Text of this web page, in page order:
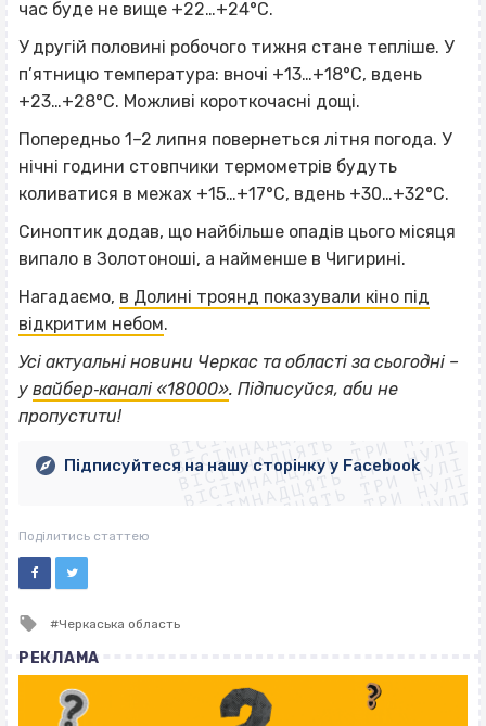
час буде не вище +22…+24°С.
У другій половині робочого тижня стане тепліше. У
п’ятницю температура: вночі +13…+18°С, вдень
+23…+28°С. Можливі короткочасні дощі.
Попередньо 1–2 липня повернеться літня погода. У
нічні години стовпчики термометрів будуть
коливатися в межах +15…+17°С, вдень +30…+32°С.
Синоптик додав, що найбільше опадів цього місяця
випало в Золотоноші, а найменше в Чигирині.
Нагадаємо, в Долині троянд показували кіно під
відкритим небом.
Усі актуальні новини Черкас та області за сьогодні –
у вайбер‐каналі «18000». Підписуйся, аби не
пропустити!
ВІСІМНАДЦЯТЬ ТРИ НУЛІ
ВІСІМНАДЦЯТЬ ТРИ НУЛІ
ВІСІМНАДЦЯТЬ ТРИ НУЛІ
ВІСІМНАДЦЯТЬ ТРИ НУЛІ
ВІСІМНАДЦЯТЬ ТРИ НУЛІ
ВІСІМНАДЦЯТЬ ТРИ НУЛІ
ВІСІМНАДЦЯТЬ ТРИ НУЛІ
ВІСІМНАДЦЯТЬ ТРИ НУЛІ
Підписуйтеся на нашу сторінку у Facebook
Поділитись статтею
Tagged
Черкаська область
РЕКЛАМА